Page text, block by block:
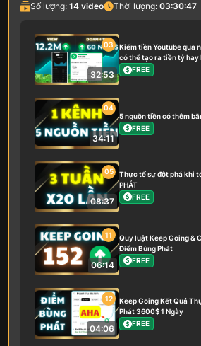
Số lượng: 14 video Thời lượng: 03:30:47
03
32:53
Kiếm tiền Youtube qua
có thể tạo ra tiền tỷ hay
FREE
04
34:11
5 nguồn tiền có thêm
FREE
05
08:37
Thực tế sự đột phá khi
PHÁT
FREE
11
06:14
Quy luật Keep Going &
Điểm Bùng Phát
FREE
12
04:06
Keep Going Kết Quả
Phát 3600$ 1 Ngày
FREE